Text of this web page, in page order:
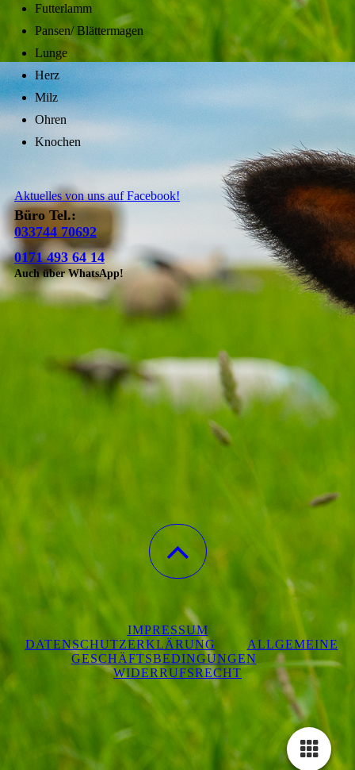
Futterlamm
Pansen/ Blättermagen
Lunge
Herz
Milz
Ohren
Knochen
Aktuelles von uns auf Facebook!
Büro Tel.:
033744 70692
0171 493 64 14
Auch über WhatsApp!
IMPRESSUM
DATENSCHUTZERKLÄRUNG
ALLGEMEINE
GESCHÄFTSBEDINGUNGEN
WIDERRUFSRECHT